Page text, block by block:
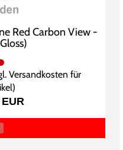
Red Carbon View -
Versandkosten für
)